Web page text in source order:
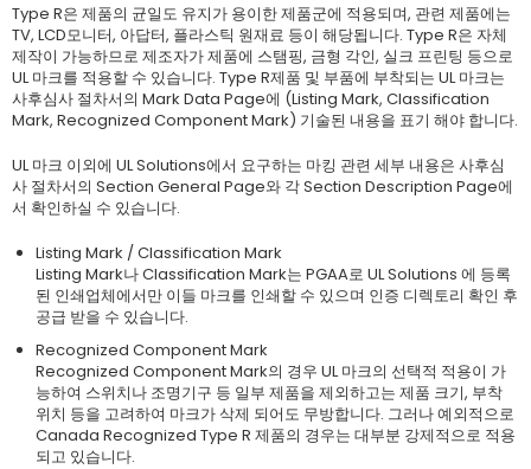
Type R은 제품의 균일도 유지가 용이한 제품군에 적용되며, 관련 제품에는
TV, LCD모니터, 아답터, 플라스틱 원재료 등이 해당됩니다. Type R은 자체
제작이 가능하므로 제조자가 제품에 스탬핑, 금형 각인, 실크 프린팅 등으로
UL 마크를 적용할 수 있습니다. Type R제품 및 부품에 부착되는 UL 마크는
사후심사 절차서의 Mark Data Page에 (Listing Mark, Classification
Mark, Recognized Component Mark) 기술된 내용을 표기 해야 합니다.
UL 마크 이외에 UL Solutions에서 요구하는 마킹 관련 세부 내용은 사후심
사 절차서의 Section General Page와 각 Section Description Page에
서 확인하실 수 있습니다.
Listing Mark / Classification Mark
Listing Mark나 Classification Mark는 PGAA로 UL Solutions 에 등록
된 인쇄업체에서만 이들 마크를 인쇄할 수 있으며 인증 디렉토리 확인 후
공급 받을 수 있습니다.
Recognized Component Mark
Recognized Component Mark의 경우 UL 마크의 선택적 적용이 가
능하여 스위치나 조명기구 등 일부 제품을 제외하고는 제품 크기, 부착
위치 등을 고려하여 마크가 삭제 되어도 무방합니다. 그러나 예외적으로
Canada Recognized Type R 제품의 경우는 대부분 강제적으로 적용
되고 있습니다.